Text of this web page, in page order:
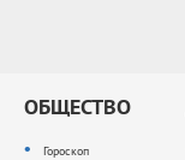
ОБЩЕСТВО
Гороскоп